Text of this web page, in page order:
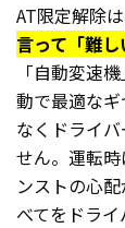
AT限定解除
言って「難
「自動変速
動で最適な
なくドライ
せん。運転
ンストの心
べてをドライ